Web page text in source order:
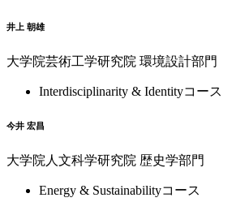
井上 朝雄
大学院芸術工学研究院 環境設計部門
Interdisciplinarity & Identityコース
今井 宏昌
大学院人文科学研究院 歴史学部門
Energy & Sustainabilityコース